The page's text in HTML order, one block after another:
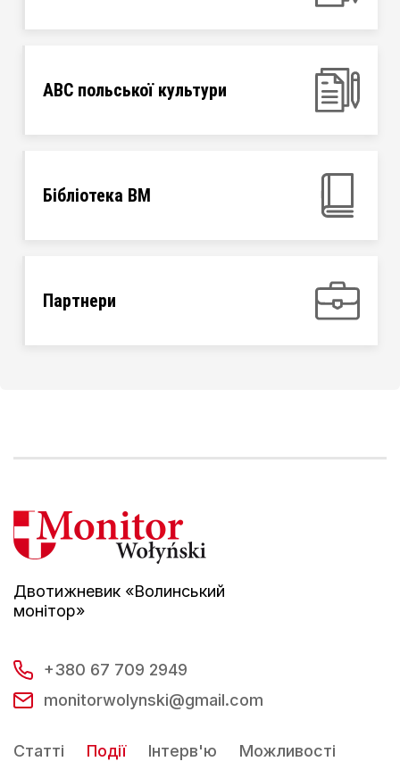
ABC польської культури
Бібліотека ВМ
Партнери
Двотижневик «Волинський
монітор»
+380 67 709 2949
monitorwolynski@gmail.com
Статті Події Інтерв'ю
Можливості